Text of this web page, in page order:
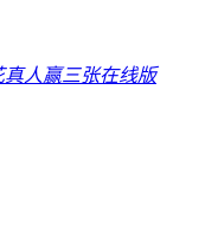
真人赢三张在线版